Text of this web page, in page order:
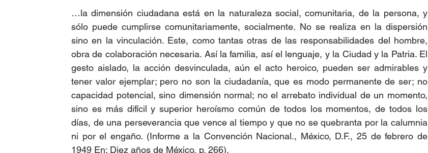
…la dimensión ciudadana está en la naturaleza social, comunitaria, de la persona, y
sólo puede cumplirse comunitariamente, socialmente. No se realiza en la dispersión
sino en la vinculación. Este, como tantas otras de las responsabilidades del hombre,
obra de colaboración necesaria. Así la familia, así el lenguaje, y la Ciudad y la Patria. El
gesto aislado, la acción desvinculada, aún el acto heroico, pueden ser admirables y
tener valor ejemplar; pero no son la ciudadanía, que es modo permanente de ser; no
capacidad potencial, sino dimensión normal; no el arrebato individual de un momento,
sino es más difícil y superior heroísmo común de todos los momentos, de todos los
días, de una perseverancia que vence al tiempo y que no se quebranta por la calumnia
ni por el engaño. (Informe a la Convención Nacional., México, D.F., 25 de febrero de
1949 En: Diez años de México, p. 266).